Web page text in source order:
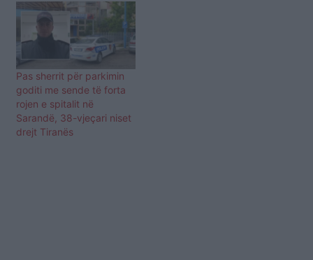
Pas sherrit për parkimin
goditi me sende të forta
rojen e spitalit në
Sarandë, 38-vjeçari niset
drejt Tiranës